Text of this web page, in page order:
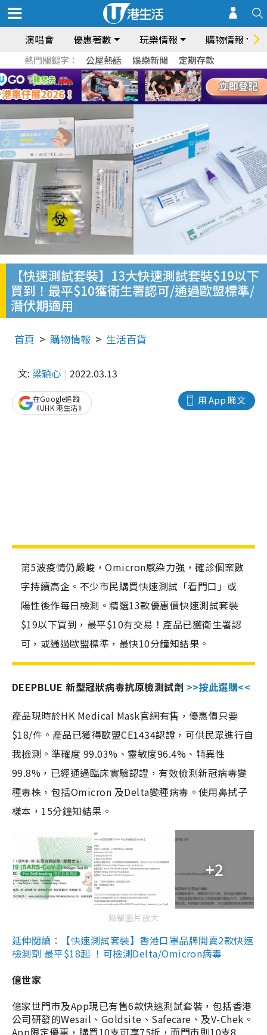
演唱會 優惠著數 玩樂情報 購物情報
熱門關鍵字： 公屋熱話 娛樂新聞 定期存款
【快速測試套裝】13大快速測試套裝$19以下
買到！最平$10獲衛生署認可/通過歐盟標準/
潛伏期適用
首頁 購物情報 生活百貨
文: 梁穎心 2022.03.13
用 App 睇文
在Google追蹤
《UHK 港生活》
第5波疫情仍嚴峻，Omicron感染力強，確診個案數
字持續高企。不少市民購買快速測試「看門口」或
陽性後作每日檢測。精選13款優惠價快速測試套裝
$19以下買到，最平$10有交易！產品已獲衛生署認
可，或通過歐盟標準，最快10分鐘知結果。
DEEPBLUE 新型冠狀病毒抗原檢測試劑 >>按此選購<<
產品現時於HK Medical Mask官網有售，優惠價只要
$18/件。產品已獲得歐盟CE1434認證，可供民眾進行自
我檢測。準確度 99.03%、靈敏度96.4%、特異性
99.8%，已經通過臨床實驗認證，有效檢測新冠病毒變
種毒株，包括Omicron 及Delta變種病毒。使用鼻拭子
樣本，15分鐘知結果。
+2
點擊圖片放大
延伸閱讀：【快速測試套裝】香港口罩品牌開賣2款快速
檢測劑 最平$18起 ！可檢測Delta/Omicron病毒
億世家
億家世門市及App現已有售6款快速測試套裝，包括香港
公司研發的Wesail、Goldsite、Safecare、及V-Chek。
App限定優惠，購買10支可享75折，而門市則10支8